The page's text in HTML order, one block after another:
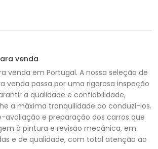
venda
venda em Portugal. A nossa seleção de
venda passa por uma rigorosa inspeção
a qualidade e confiabilidade,
a máxima tranquilidade ao conduzi-los.
avaliação e preparação dos carros que
à pintura e revisão mecânica, em
e de qualidade, com total atenção ao